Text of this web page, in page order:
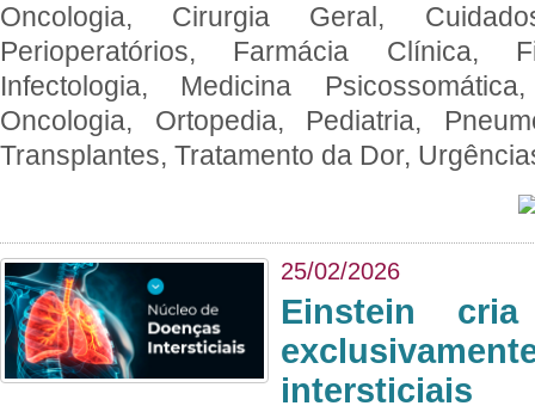
Oncologia, Cirurgia Geral,
Perioperatórios, Farmácia Clínica,
Infectologia, Medicina
Oncologia, Ortopedia, Pediatria,
Transplantes, Tratamento da Dor,
25/02/2026
Einstein
intersticiais